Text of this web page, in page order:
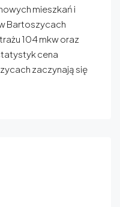
mieszkań i
Bartoszycach
104 mkw oraz
cena
zaczynają się